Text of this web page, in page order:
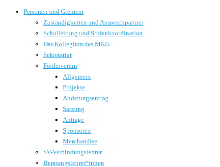
Personen und Gremien
Zuständigkeiten und Ansprechpartner
Schulleitung und Stufenkoordination
Das Kollegium des MKG
Sekretariat
Förderverein
Allgemein
Projekte
Änderungsantrag
Satzung
Anträge
Sponsoren
Merchandise
SV-Verbindungslehrer
Beratungslehrer*innen